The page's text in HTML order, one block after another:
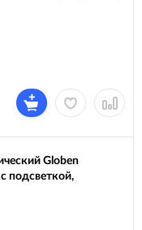
Globen
подсветкой,